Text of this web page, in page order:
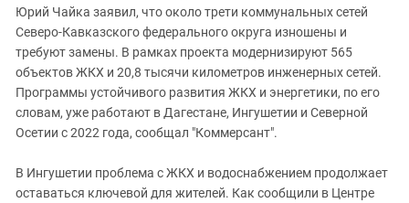
Юрий Чайка заявил, что около трети коммунальных сетей
Северо-Кавказского федерального округа изношены и
требуют замены. В рамках проекта модернизируют 565
объектов ЖКХ и 20,8 тысячи километров инженерных сетей.
Программы устойчивого развития ЖКХ и энергетики, по его
словам, уже работают в Дагестане, Ингушетии и Северной
Осетии с 2022 года, сообщал "Коммерсант".
В Ингушетии проблема с ЖКХ и водоснабжением продолжает
оставаться ключевой для жителей. Как сообщили в Центре